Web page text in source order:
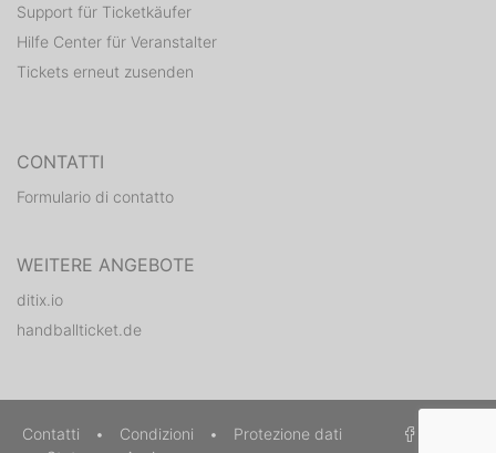
Support für Ticketkäufer
Hilfe Center für Veranstalter
Tickets erneut zusenden
CONTATTI
Formulario di contatto
WEITERE ANGEBOTE
ditix.io
handballticket.de
Contatti • Condizioni •
Protezione dati